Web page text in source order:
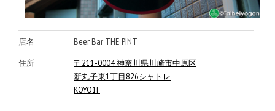
店名 Beer Bar THE PINT
住所
〒211-0004 神奈川県川崎市中原区
新丸子東1丁目826シャトレ
KOYO1F